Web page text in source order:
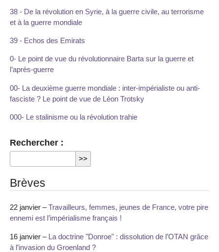
38 - De la révolution en Syrie, à la guerre civile, au terrorisme
et à la guerre mondiale
39 - Echos des Emirats
0- Le point de vue du révolutionnaire Barta sur la guerre et
l’après-guerre
00- La deuxième guerre mondiale : inter-impérialiste ou anti-
fasciste ? Le point de vue de Léon Trotsky
000- Le stalinisme ou la révolution trahie
Rechercher :
Brèves
22 janvier –Travailleurs, femmes, jeunes de France, votre pire
ennemi est l’impérialisme français !
16 janvier – La doctrine "Donroe" : dissolution de l’OTAN grâce
à l’invasion du Groenland ?